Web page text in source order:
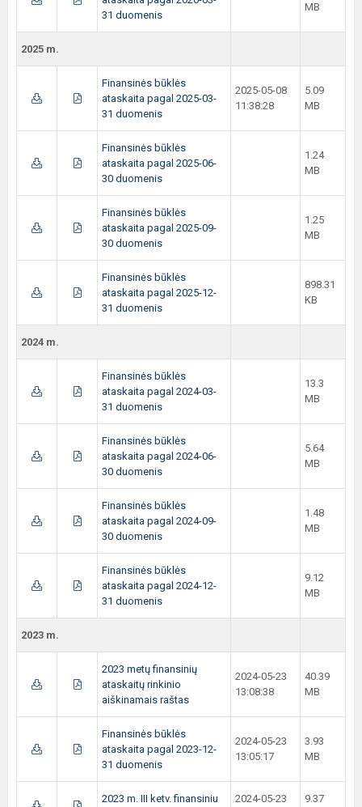
31 duomenis
MB
2025 m.
Finansinės būklės
ataskaita pagal 2025-03-
31 duomenis
2025-05-08
11:38:28
5.09
MB
Finansinės būklės
ataskaita pagal 2025-06-
30 duomenis
1.24
MB
Finansinės būklės
ataskaita pagal 2025-09-
30 duomenis
1.25
MB
Finansinės būklės
ataskaita pagal 2025-12-
31 duomenis
898.31
KB
2024 m.
Finansinės būklės
ataskaita pagal 2024-03-
31 duomenis
13.3
MB
Finansinės būklės
ataskaita pagal 2024-06-
30 duomenis
5.64
MB
Finansinės būklės
ataskaita pagal 2024-09-
30 duomenis
1.48
MB
Finansinės būklės
ataskaita pagal 2024-12-
31 duomenis
9.12
MB
2023 m.
2023 metų finansinių
ataskaitų rinkinio
aiškinamais raštas
2024-05-23
13:08:38
40.39
MB
Finansinės būklės
ataskaita pagal 2023-12-
31 duomenis
2024-05-23
13:05:17
3.93
MB
2023 m. III ketv. finansiniu
2024-05-23
9.37